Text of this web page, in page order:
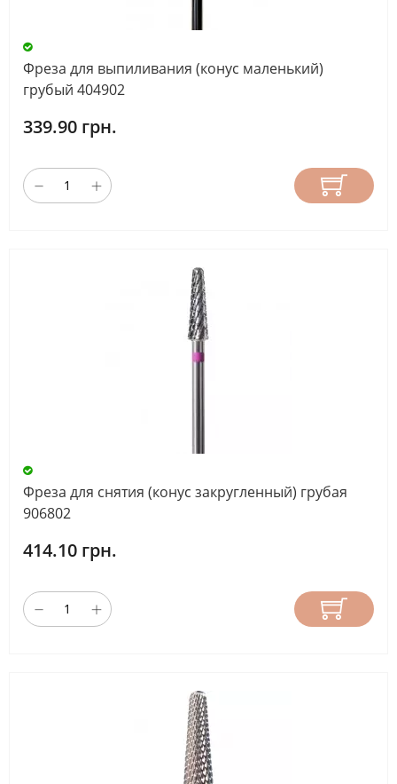
Фреза для выпиливания (конус маленький)
грубый 404902
339.90 грн.
Фреза для снятия (конус закругленный) грубая
906802
414.10 грн.